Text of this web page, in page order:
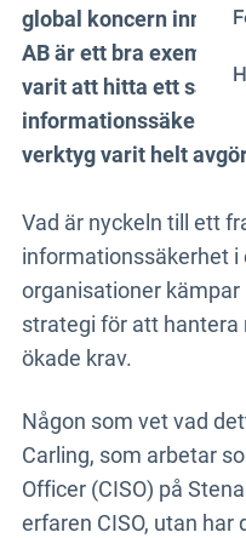
global koncern
AB är ett bra exempel
varit att hitta ett sätt
informationssäkerhet.
verktyg varit helt
Vad är nyckeln till ett
informationssäkerhet i
organisationer
strategi för att
ökade krav.
Någon som vet vad
Carling, som arbetar
Officer (CISO) på
erfaren CISO, utan